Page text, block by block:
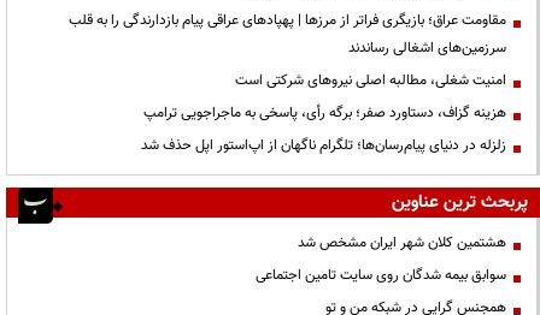
مقاومت عراق؛ بازیگری فراتر از مرزها | پهپادهای عراقی پیام بازدارندگی را به قلب
سرزمین‌های اشغالی رساندند
‌امنیت شغلی، مطالبه اصلی نیروهای شرکتی است
هزینه گزاف، دستاورد صفر؛ برگه رأی، پاسخی به ماجراجویی ترامپ
زلزله در دنیای پیام‌رسان‌ها؛ تلگرام ناگهان از اپ‌استور اپل حذف شد
پربحث ترین عناوین
هشتمین کلان شهر ایران مشخص شد
سوابق بیمه شدگان روی سایت تامین اجتماعی
همجنس گرایی در شبکه من و تو